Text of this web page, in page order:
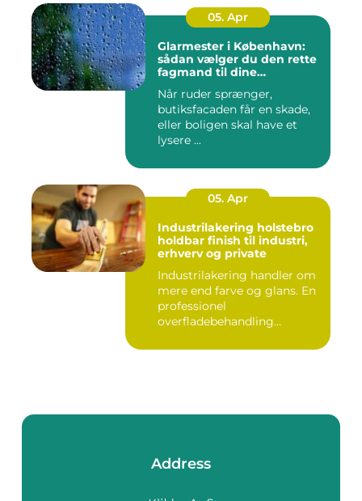
05. Apr
Glarmester i København:
sådan vælger du den rette
fagmand til dine
Når ruder sprænger,
butiksfacaden får en skade,
eller boligen skal have et
lysere ...
05. Apr
Industrilakering holstebro
holdbar finish til industri,
erhverv og private
Industrilakering handler om
mere end farve og glans. En
professionel
overfladebehandling
Address